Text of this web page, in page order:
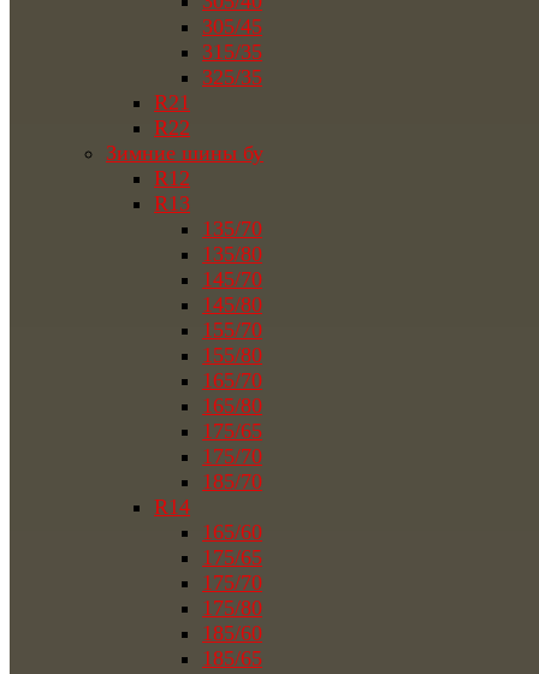
305/45
315/35
325/35
R21
R22
Зимние шины бу
R12
R13
135/70
135/80
145/70
145/80
155/70
155/80
165/70
165/80
175/65
175/70
185/70
R14
165/60
175/65
175/70
175/80
185/60
185/65